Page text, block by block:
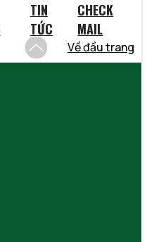
TIN
TỨC
CHECK
MAIL
Về đầu trang